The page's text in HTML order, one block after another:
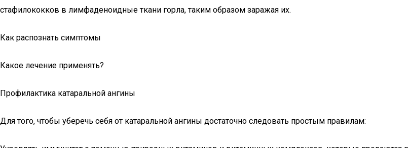
стафилококков в лимфаденоидные ткани горла, таким образом заражая их.
Как распознать симптомы
Какое лечение применять?
Профилактика катаральной ангины
Для того, чтобы уберечь себя от катаральной ангины достаточно следовать простым правилам: